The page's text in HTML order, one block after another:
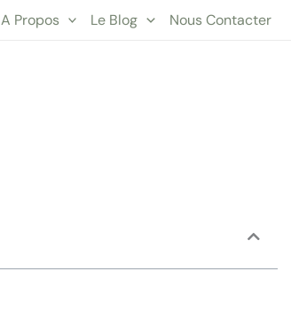
A Propos Le Blog Nous Contacter